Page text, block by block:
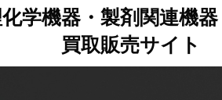
学機器・製剤関連機器
買取販売サイト